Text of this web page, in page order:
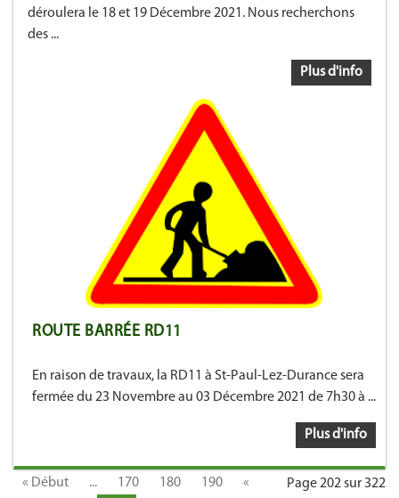
déroulera le 18 et 19 Décembre 2021. Nous recherchons
des ...
Plus d'info
ROUTE BARRÉE RD11
En raison de travaux, la RD11 à St-Paul-Lez-Durance sera
fermée du 23 Novembre au 03 Décembre 2021 de 7h30 à ...
Plus d'info
Page 202 sur 322
« Début ... 170 180 190
«